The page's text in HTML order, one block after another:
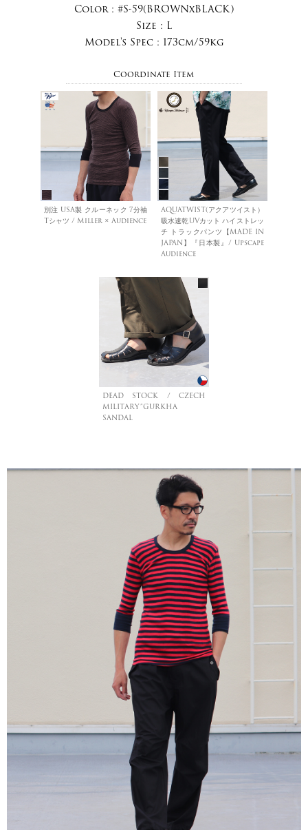
Color : #S-59(BROWNxBLACK)
Size : L
Model's Spec : 173cm/59kg
Coordinate Item
別注 USA製 クルーネック 7分袖
Tシャツ / Miller × Audience
AQUATWIST(アクアツイスト）
吸水速乾UVカット ハイストレッ
チ トラックパンツ【MADE IN
JAPAN】『日本製』/ Upscape
Audience
DEAD STOCK / CZECH
MILITARY”GURKHA
SANDAL